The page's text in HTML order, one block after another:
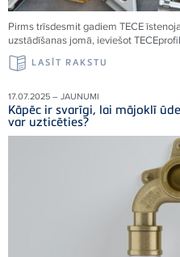
Pirms trīsdesmit gadiem TECE
uzstādīšanas jomā, ieviešotTECE
LASĪT RAKSTU
17.07.2025 – JAUNUMI
Kāpēc ir svarīgi, lai mājoklī
var uzticēties?